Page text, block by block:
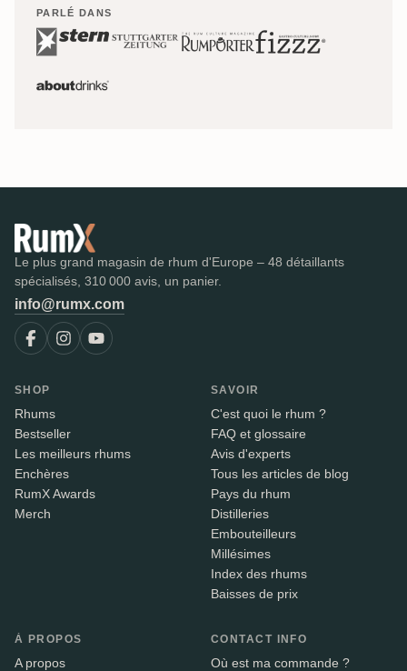
PARLÉ DANS
Le plus grand magasin de rhum d'Europe – 48 détaillants
spécialisés, 310 000 avis, un panier.
info@rumx.com
SHOP
Rhums
Bestseller
Les meilleurs rhums
Enchères
RumX Awards
Merch
SAVOIR
C'est quoi le rhum ?
FAQ et glossaire
Avis d'experts
Tous les articles de blog
Pays du rhum
Distilleries
Embouteilleurs
Millésimes
Index des rhums
Baisses de prix
À PROPOS
A propos
CONTACT INFO
Où est ma commande ?